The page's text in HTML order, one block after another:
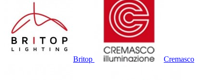
Britop Cremasco